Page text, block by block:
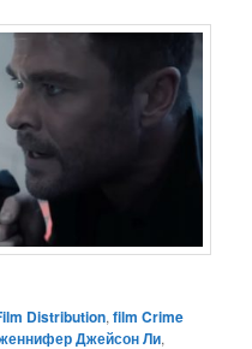
Distribution,film Crime
Джейсон Ли,